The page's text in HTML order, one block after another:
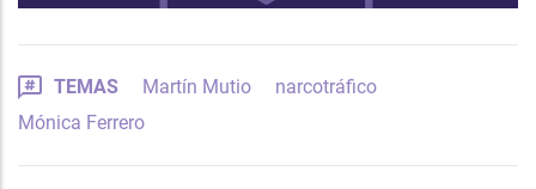
TEMAS Martín Mutio
narcotráfico
Mónica Ferrero